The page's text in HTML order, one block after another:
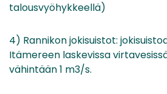
talousvyöhykkeellä)
4) Rannikon jokisuistot:
Itämereen laskevissa
vähintään 1 m3/s.